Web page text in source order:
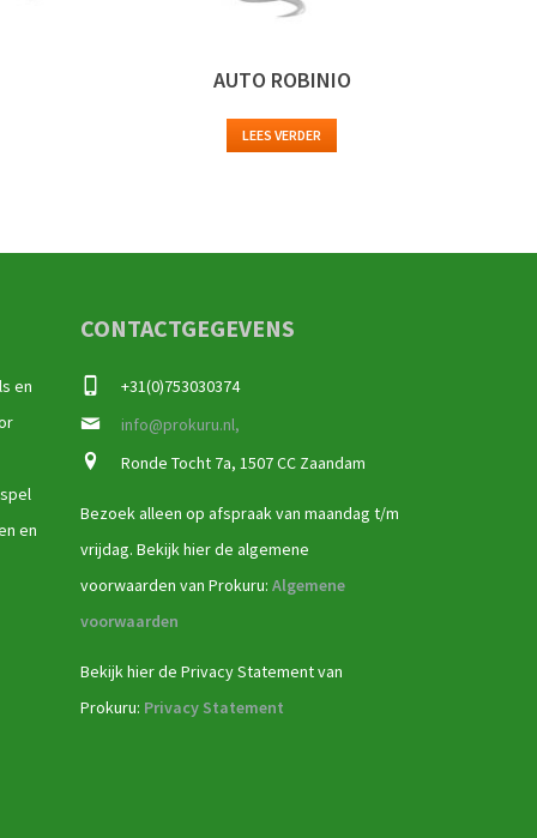
AUTO ROBINIO
LEES VERDER
en
en
CONTACTGEGEVENS
+31(0)753030374
info@prokuru.nl,
Ronde Tocht 7a, 1507 CC Zaandam
Bezoek alleen op afspraak van maandag t/m
vrijdag. Bekijk hier de algemene
voorwaarden van Prokuru: Algemene
voorwaarden
Bekijk hier de Privacy Statement van
Prokuru: Privacy Statement